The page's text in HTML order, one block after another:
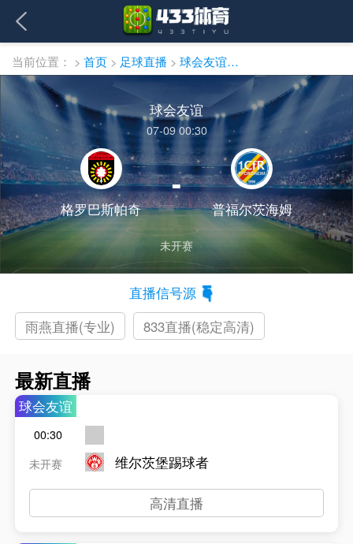
当前位置： > 首页 > 足球直播 > 球会友谊直播
球会友谊
07-09 00:30
格罗巴斯帕奇
-
普福尔茨海姆
未开赛
直播信号源
雨燕直播(专业)
833直播(稳定高清)
最新直播
球会友谊
00:30
未开赛
维尔茨堡踢球者
高清直播